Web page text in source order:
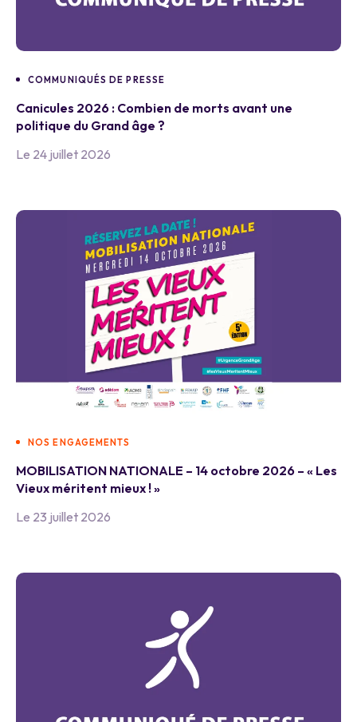
COMMUNIQUÉS DE PRESSE
Canicules 2026 : Combien de morts avant une
politique du Grand âge ?
Le 24 juillet 2026
NOS ENGAGEMENTS
MOBILISATION NATIONALE – 14 octobre 2026 – « Les
Vieux méritent mieux ! »
Le 23 juillet 2026